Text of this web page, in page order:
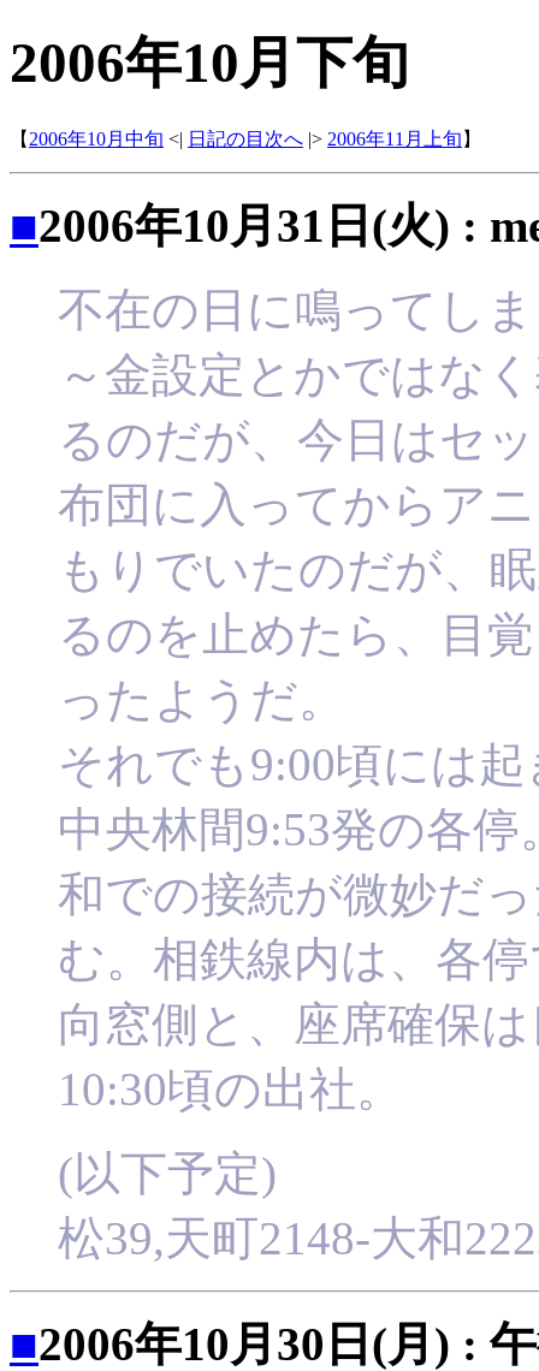
2006年10月下旬
【 2006年10月中旬 <| 日記の目次へ |> 2006年11月上旬 】
■2006年10月31日(火) :
不在の日に鳴ってし
～金設定とかではな
るのだが、今日はセ
布団に入ってからア
もりでいたのだが、
るのを止めたら、目
ったようだ。
それでも9:00頃には
中央林間9:53発の各
和での接続が微妙だ
む。相鉄線内は、各
向窓側と、座席確保
10:30頃の出社。
(以下予定)
松39,天町2148-大和
■2006年10月30日(月) :